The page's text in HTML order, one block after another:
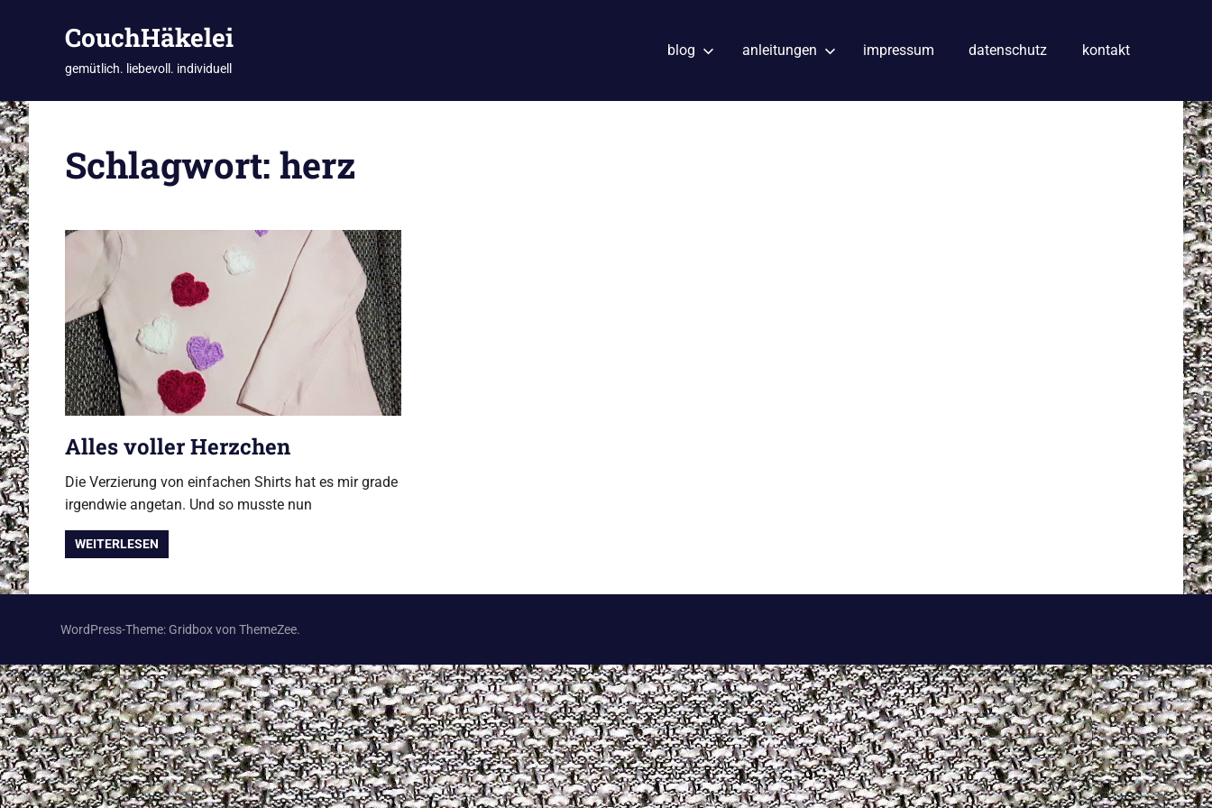
Zum
Inhalt
springen
CouchHäkelei
gemütlich. liebevoll. individuell
blog anleitungen impressum datenschutz kontakt
Schlagwort: herz
Alles voller Herzchen
Die Verzierung von einfachen Shirts hat es mir grade
irgendwie angetan. Und so musste nun
WEITERLESEN
WordPress-Theme: Gridbox von ThemeZee.